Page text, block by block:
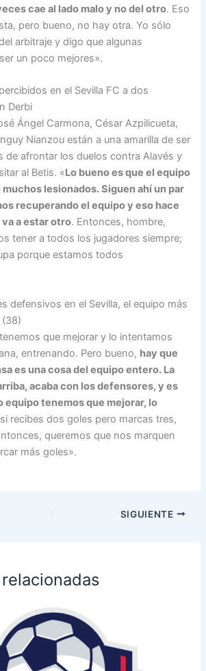
cae al lado malo y no del otro. Eso
pero bueno, no hay otra. Yo sólo
arbitraje y digo que algunas
un poco mejores».
en el Sevilla FC a dos
Derbi
Ángel Carmona, César Azpilicueta,
Nianzou están a una amarilla de ser
de afrontar los duelos contra Alavés y
al Betis. «Lo bueno es que el equipo
lesionados. Siguen ahí un par
recuperando el equipo y eso hace
va a estar otro. Entonces, hombre,
tener a todos los jugadores siempre;
porque estamos todos
defensivos en el Sevilla, el equipo más
(38)
que mejorar y lo intentamos
entrenando. Pero bueno, hay que
es una cosa del equipo entero. La
acaba con los defensores, y es
equipo tenemos que mejorar, lo
recibes dos goles pero marcas tres,
queremos que nos marquen
más goles».
SIGUIENTE